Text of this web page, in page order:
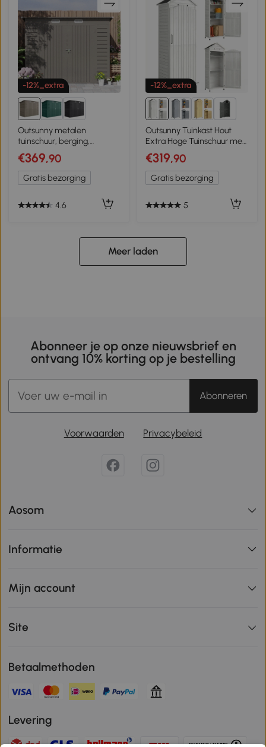
-12%_extra
Outsunny metalen
tuinschuur, berging,
dubbele deur, 249 x 121 x
166/183cm, lichtgrijs
€369,90
Gratis bezorging
4.6
-12%_extra
2+
Outsunny Tuinkast Hout
Extra Hoge Tuinschuur met
Verstelbare Planken
Magnetische Deur
Gegalvaniseerd Dak
Ventilatie
€319,90
Gratis bezorging
5
Meer laden
Abonneer je op onze nieuwsbrief en
ontvang 10% korting op je bestelling
Abonneren
Voorwaarden Privacybeleid
Aosom
Informatie
Mijn account
Site
Betaalmethoden
Levering